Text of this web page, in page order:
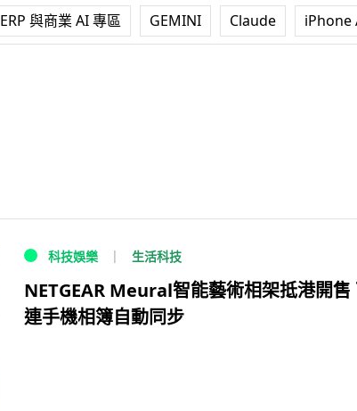
ERP 與商業 AI 專區 GEMINI Claude iPhone
科技娛樂 生活科技
NETGEAR Meural智能藝術相架抵港開售
連手機相簿自動同步